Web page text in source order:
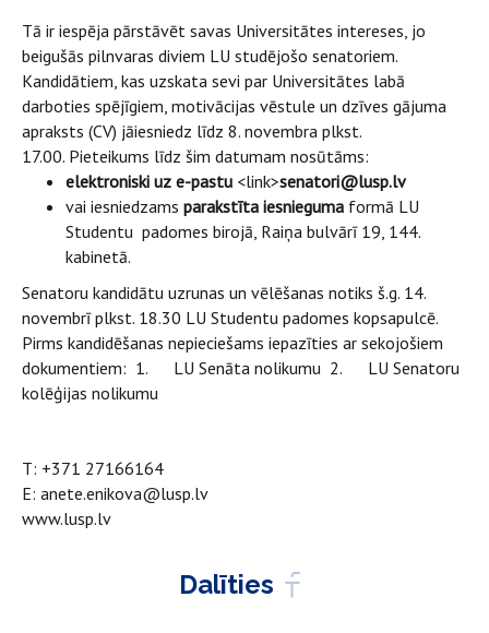
Tā ir iespēja pārstāvēt savas Universitātes intereses, jo
beigušās pilnvaras diviem LU studējošo senatoriem.
Kandidātiem, kas uzskata sevi par Universitātes labā
darboties spējīgiem, motivācijas vēstule un dzīves gājuma
apraksts (CV) jāiesniedz līdz 8. novembra plkst.
17.00. Pieteikums līdz šim datumam nosūtāms:
elektroniski uz e-pastu <link>senatori@lusp.lv
vai iesniedzams parakstīta iesnieguma formā LU
Studentu padomes birojā, Raiņa bulvārī 19, 144.
kabinetā.
Senatoru kandidātu uzrunas un vēlēšanas notiks š.g. 14.
novembrī plkst. 18.30 LU Studentu padomes kopsapulcē.
Pirms kandidēšanas nepieciešams iepazīties ar sekojošiem
dokumentiem: 1.
LU Senāta nolikumu 2. LU Senatoru
kolēģijas nolikumu
T: +371 27166164
E: anete.enikova@lusp.lv
www.lusp.lv
Dalīties